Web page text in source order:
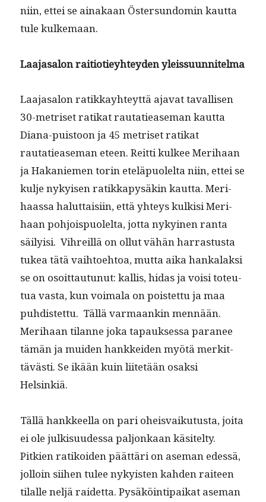
niin, ettei se ainakaan Öster­sun­domin kaut­ta
tule kulkemaan.
Laa­jasa­lon raiti­otiey­htey­den yleissuunnitelma
Laa­jasa­lon ratikkay­hteyt­tä aja­vat taval­lisen
30-metriset ratikat rautatiease­man kaut­ta
Diana-puis­toon ja 45 metriset ratikat
rautatiease­man eteen. Reit­ti kul­kee Mer­i­haan
ja Hakaniemen torin eteläpuolelta niin, ettei se
kul­je nykyisen ratikkapysäkin kaut­ta. Mer­i­
haas­sa halut­taisi­in, että yhteys kulk­isi Mer­i­
haan pohjois­puolelta, jot­ta nykyi­nen ranta
säi­ly­isi. Vihreil­lä on ollut vähän har­ras­tus­ta
tukea tätä vai­h­toe­htoa, mut­ta aika han­kalak­si
se on osoit­tau­tunut: kallis, hidas ja voisi toteu­
tua vas­ta, kun voimala on pois­tet­tu ja maa
puhdis­tet­tu. Täl­lä var­maankin men­nään.
Mer­i­haan tilanne joka tapauk­ses­sa para­nee
tämän ja muiden han­kkei­den myötä merkit­
tävästi. Se ikään kuin liitetään osak­si
Helsinkiä.
Täl­lä han­kkeel­la on pari oheis­vaiku­tus­ta, joi­ta
ei ole julk­isu­udessa paljonkaan käsitel­ty.
Pitkien ratikoiden päät­täri on ase­man edessä,
jol­loin siihen tulee nyky­is­ten kah­den raiteen
tilalle neljä raidet­ta. Pysäköin­tipaikat ase­man